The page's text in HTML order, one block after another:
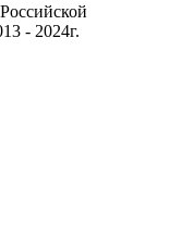
- 2024г.